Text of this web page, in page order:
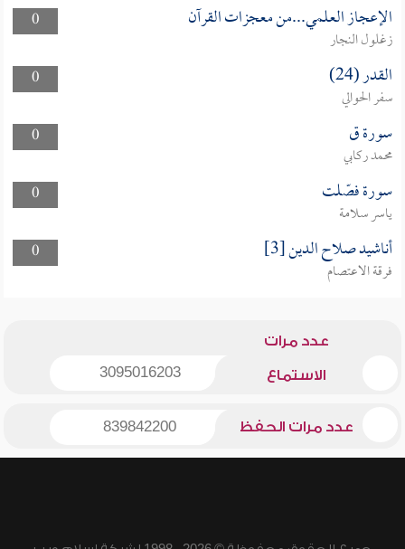
0 الإعجاز العلمي...من معجزات القرآن
زغلول النجار
0
القدر (24)
سفر الحوالي
0
سورة ق
محمد ركابي
0
سورة فصّلت
ياسر سلامة
0
أناشيد صلاح الدين [3]
فرقة الاعتصام
عدد مرات
الاستماع 3095016203
عدد مرات الحفظ 839842200